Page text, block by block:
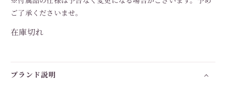
ご了承くださいませ。
在庫切れ
ブランド説明